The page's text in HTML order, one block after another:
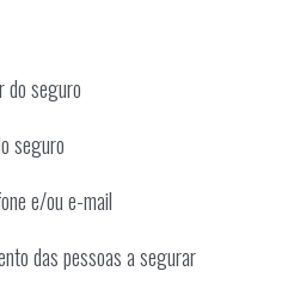
do seguro
seguro
e/ou e-mail
das pessoas a segurar